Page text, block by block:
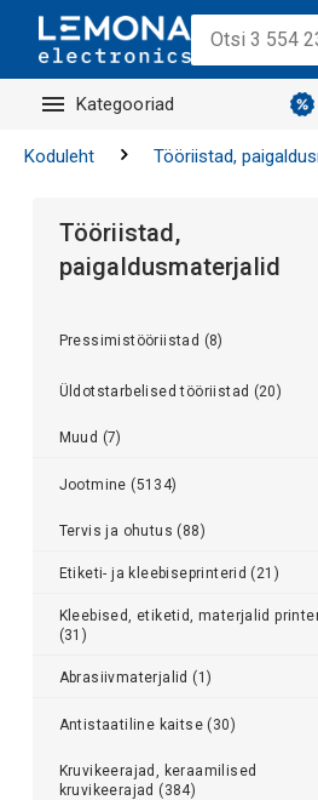
Kategooriad
Koduleht Tööriistad,
Tööriistad,
paigaldusmaterjalid
Pressimistööriistad (8)
Üldotstarbelised tööriistad (20)
Muud (7)
Jootmine (5134)
Tervis ja ohutus (88)
Etiketi- ja kleebiseprinterid (21)
Kleebised, etiketid, materjalid
(31)
Abrasiivmaterjalid (1)
Antistaatiline kaitse (30)
Kruvikeerajad, keraamilised
kruvikeerajad (384)